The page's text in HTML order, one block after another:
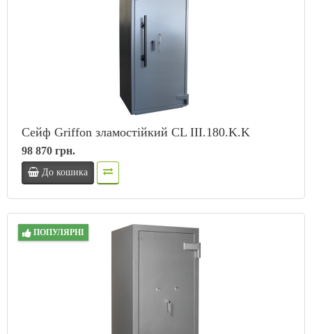
Сейф Griffon зламостійкий CL III.180.K.K
98 870 грн.
До кошика
ПОПУЛЯРНІ